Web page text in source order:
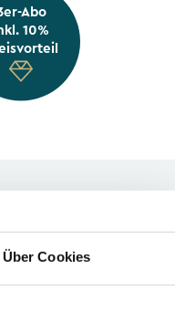
Über Cookies
Abo
10%